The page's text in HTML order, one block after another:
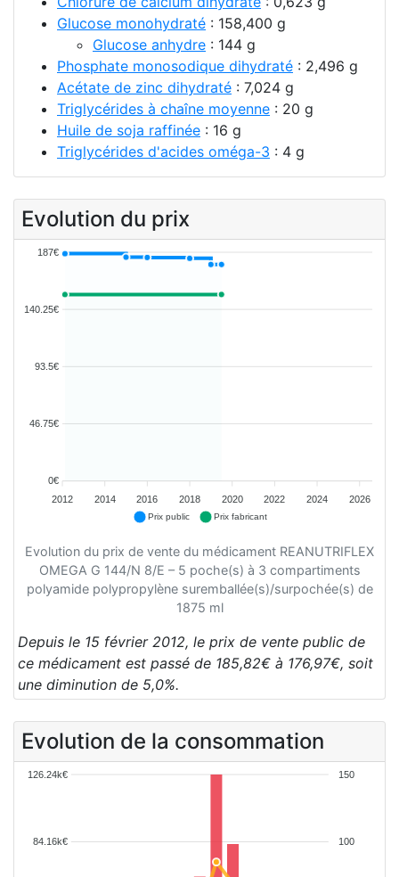
Glucose monohydraté : 158,400 g
Glucose anhydre : 144 g
Phosphate monosodique dihydraté : 2,496 g
Acétate de zinc dihydraté : 7,024 g
Triglycérides à chaîne moyenne : 20 g
Huile de soja raffinée : 16 g
Triglycérides d'acides oméga-3 : 4 g
Evolution du prix
187€
140.25€
93.5€
46.75€
0€
2012
2014 2016 2018 2020 2022 2024 2026
Prix public Prix fabricant
Evolution du prix de vente du médicament REANUTRIFLEX
OMEGA G 144/N 8/E – 5 poche(s) à 3 compartiments
polyamide polypropylène suremballée(s)/surpochée(s) de
1875 ml
Depuis le 15 février 2012, le prix de vente public de
ce médicament est passé de 185,82€ à 176,97€, soit
une diminution de 5,0%.
Evolution de la consommation
150
100
126.24k€
84.16k€